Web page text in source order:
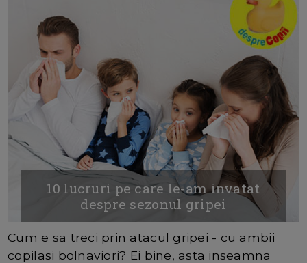
10 lucruri pe care le-am invatat
despre sezonul gripei
Cum e sa treci prin atacul gripei - cu ambii
copilasi bolnaviori? Ei bine, asta inseamna